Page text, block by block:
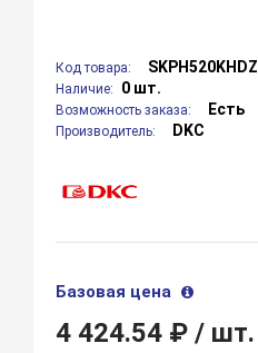
Код товара: SKPH520KHDZ
Наличие: 0 шт.
Возможность заказа: Есть
Производитель: DKC
Базовая цена
4 424.54 ₽/ шт.